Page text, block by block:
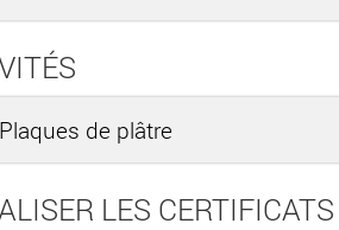
Plaques de plâtre
LES CERTIFICATS